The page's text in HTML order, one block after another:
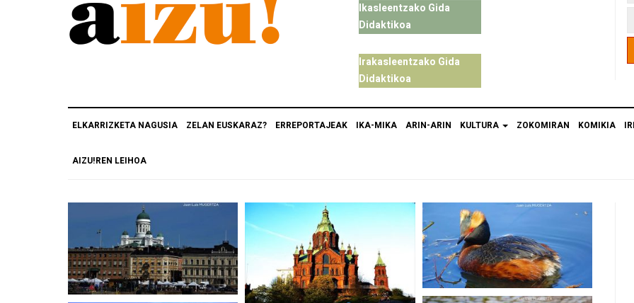
Ikasleentzako Gida
Didaktikoa
Irakasleentzako Gida
Didaktikoa
ELKARRIZKETA NAGUSIA ZELAN EUSKARAZ? ERREPORTAJEAK IKA-MIKA ARIN-ARIN KULTURA ZOKOMIRAN KOMIKIA
AIZU!REN LEIHOA